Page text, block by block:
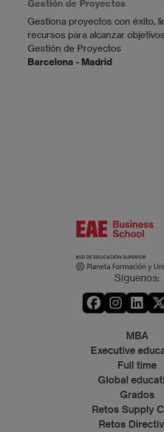
Gestión de Proyectos
Gestiona proyectos con éxito,
recursos para alcanzar
Gestión de Proyectos
Barcelona - Madrid
Síguenos:
MBA
Executive
Full time
Global
Grados
Retos Supply
Retos